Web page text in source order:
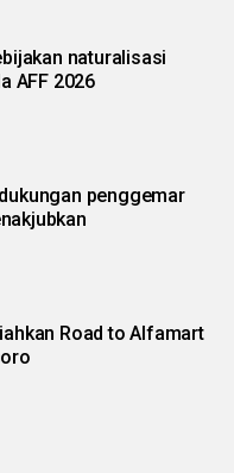
naturalisasi
AFF 2026
penggemar
Road to Alfamart